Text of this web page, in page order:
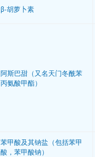
β-胡萝卜素
阿斯巴甜（又名天门冬酰苯
丙氨酸甲酯）
苯甲酸及其钠盐（包括苯甲
酸，苯甲酸钠）